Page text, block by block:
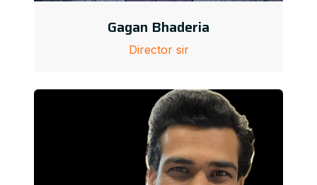
Gagan Bhaderia
Director sir